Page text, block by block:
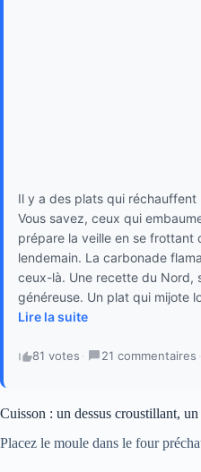
Il y a des plats qui réchauffent
Vous savez, ceux qui
prépare la veille en se frottant
lendemain. La carbonade
ceux-là. Une recette du Nord,
généreuse. Un plat qui mijote
Lire la suite
81 votes · 21 commentaires ·
Cuisson : un dessus croustillant,
Placez le moule dans le four